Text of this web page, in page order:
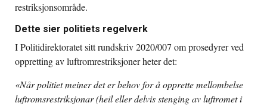
restriksjonsområde.
Dette sier politiets regelverk
I Politidirektoratet sitt rundskriv 2020/007 om prosedyrer ved
oppretting av luftromrestriksjoner heter det:
«Når politiet meiner det er behov for å opprette mellombelse
luftromsrestriksjonar (heil eller delvis stenging av luftromet i